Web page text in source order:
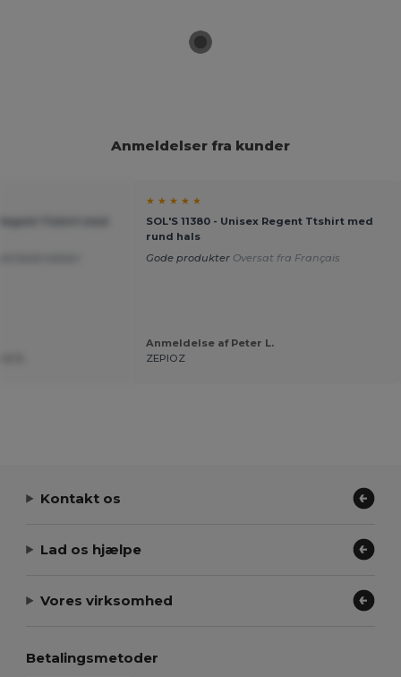
Anmeldelser fra kunder
★ ★ ★ ★ ★
SOL'S 11380 - Unisex Regent Ttshirt med
rund hals
Gode produkter Oversat fra Français
Anmeldelse af Peter L.
ZEPIOZ
Kontakt os
Lad os hjælpe
Vores virksomhed
Betalingsmetoder